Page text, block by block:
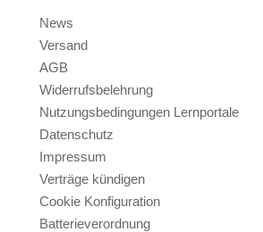
News
Versand
AGB
Widerrufsbelehrung
Nutzungsbedingungen Lernportale
Datenschutz
Impressum
Verträge kündigen
Cookie Konfiguration
Batterieverordnung